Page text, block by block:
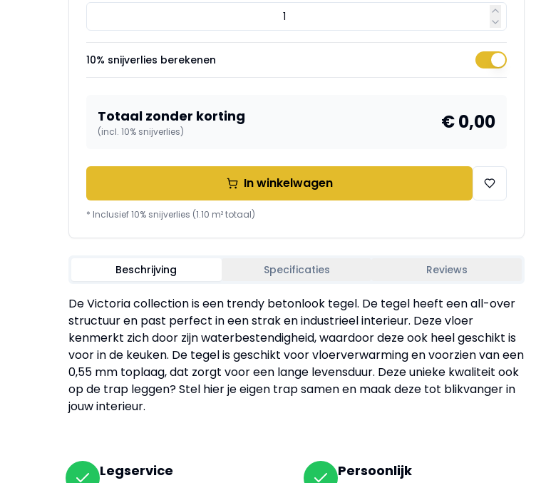
10% snijverlies berekenen
Totaal zonder korting
(incl. 10% snijverlies) € 0,00
In winkelwagen
* Inclusief 10% snijverlies (1.10 m² totaal)
Beschrijving Specificaties Reviews
De Victoria collection is een trendy betonlook tegel. De tegel heeft een all-over
structuur en past perfect in een strak en industrieel interieur. Deze vloer
kenmerkt zich door zijn waterbestendigheid, waardoor deze ook heel geschikt is
voor in de keuken. De tegel is geschikt voor vloerverwarming en voorzien van een
0,55 mm toplaag, dat zorgt voor een lange levensduur. Deze unieke kwaliteit ook
op de trap leggen? Stel hier je eigen trap samen en maak deze tot blikvanger in
jouw interieur.
Legservice Persoonlijk